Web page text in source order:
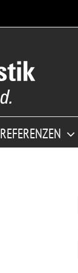
REFERENZEN